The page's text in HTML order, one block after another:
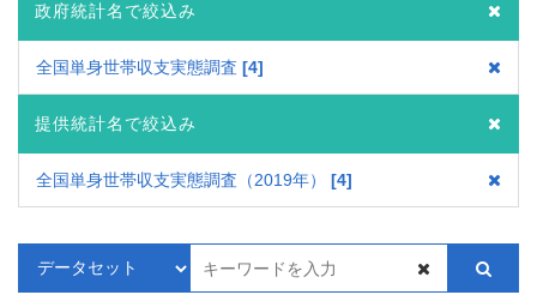
政府統計名で絞込み
全国単身世帯収支実態調査 4
提供統計名で絞込み
全国単身世帯収支実態調査（2019年） 4